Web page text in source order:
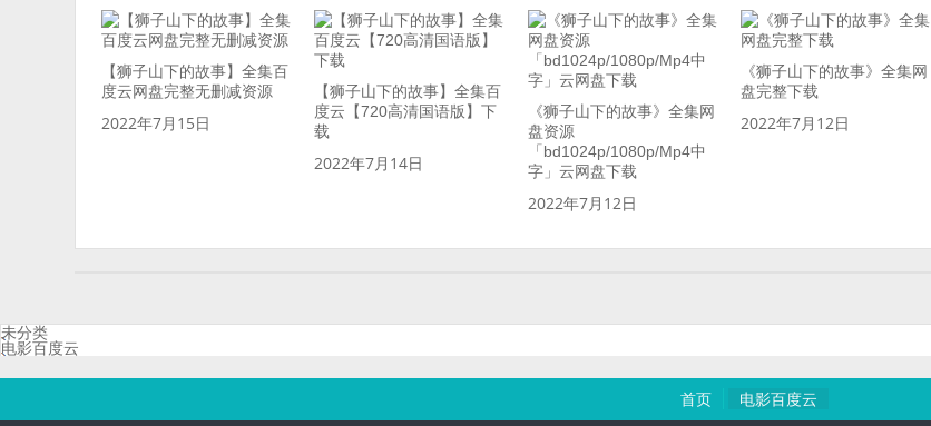
【狮子山下的故事】全集百
度云网盘完整无删减资源
2022年7月15日
【狮子山下的故事】全集百
度云【720高清国语版】下
载
2022年7月14日
《狮子山下的故事》全集网
盘资源
「bd1024p/1080p/Mp4中
字」云网盘下载
2022年7月12日
《狮子山下的故事》全集网
盘完整下载
2022年7月12日
未分类
电影百度云
首页 电影百度云